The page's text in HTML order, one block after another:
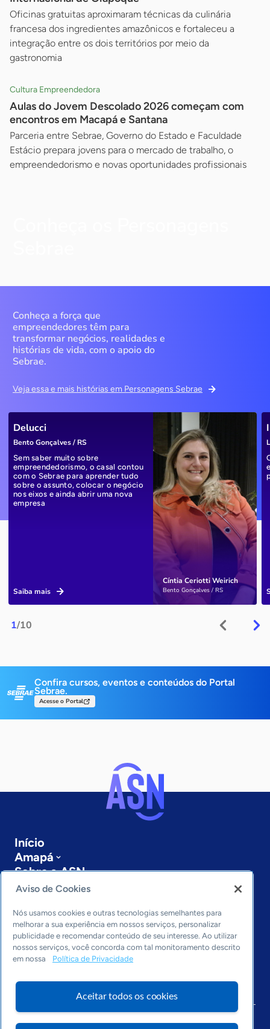
Oficinas gratuitas aproximaram técnicas da culinária
francesa dos ingredientes amazônicos e fortaleceu a
integração entre os dois territórios por meio da
gastronomia
Cultura Empreendedora
Aulas do Jovem Descolado 2026 começam com
encontros em Macapá e Santana
Parceria entre Sebrae, Governo do Estado e Faculdade
Estácio prepara jovens para o mercado de trabalho, o
empreendedorismo e novas oportunidades profissionais
Conheça a força que
empreendedores têm para
transformar negócios, realidades e
histórias de vida, com o apoio do
Sebrae.
Veja essa e mais histórias em Personagens Sebrae
1/10
Cíntia Ceriotti Weirich
Bento Gonçalves / RS
Delucci
Bento Gonçalves / RS
Sem saber muito sobre
empreendedorismo, o casal contou
com o Sebrae para aprender tudo
sobre o assunto, colocar o negócio
nos eixos e ainda abrir uma nova
empresa
Saiba mais
Confira cursos, eventos e conteúdos do Portal
Sebrae.
Acesse o Portal
Início
Amapá
Sobre a ASN
Últimas notícias
Editorias
Economia & Política
Inovação & Tecnologia
Dados
Aviso de Cookies
Nós usamos cookies e outras tecnologias semelhantes para
melhorar a sua experiência em nossos serviços, personalizar
publicidade e recomendar conteúdo de seu interesse. Ao utilizar
nossos serviços, você concorda com tal monitoramento descrito
em nossa
Política de Privacidade
Aceitar todos os cookies